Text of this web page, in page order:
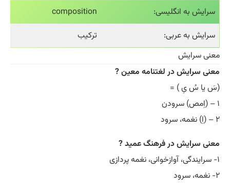
سرایش به انگلیسی:
composition
سرایش به عربی:
ترکیب
معنی سرایش
معنی سرایش در لغتنامه معین ?
(سَ یا سُ یِ ) =
۱ – (اِمص) سرودن
۲ – (اِ) نغمه، سرود
معنی سرایش در فرهنگ عمید ?
۱- سرایندگی، آوازخوانی، نغمه پردازی
۲- نغمه، سرود